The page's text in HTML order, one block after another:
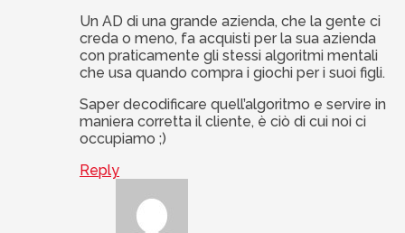
Un AD di una grande azienda, che la gente ci
creda o meno, fa acquisti per la sua azienda
con praticamente gli stessi algoritmi mentali
che usa quando compra i giochi per i suoi figli.
Saper decodificare quell’algoritmo e servire in
maniera corretta il cliente, è ciò di cui noi ci
occupiamo ;)
Reply